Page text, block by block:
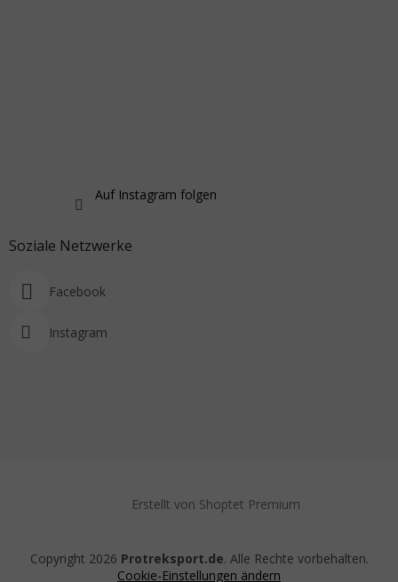
Auf Instagram folgen
Soziale Netzwerke
Facebook
Instagram
Erstellt von Shoptet Premium
Copyright 2026 Protreksport.de. Alle Rechte vorbehalten.
Cookie-Einstellungen ändern